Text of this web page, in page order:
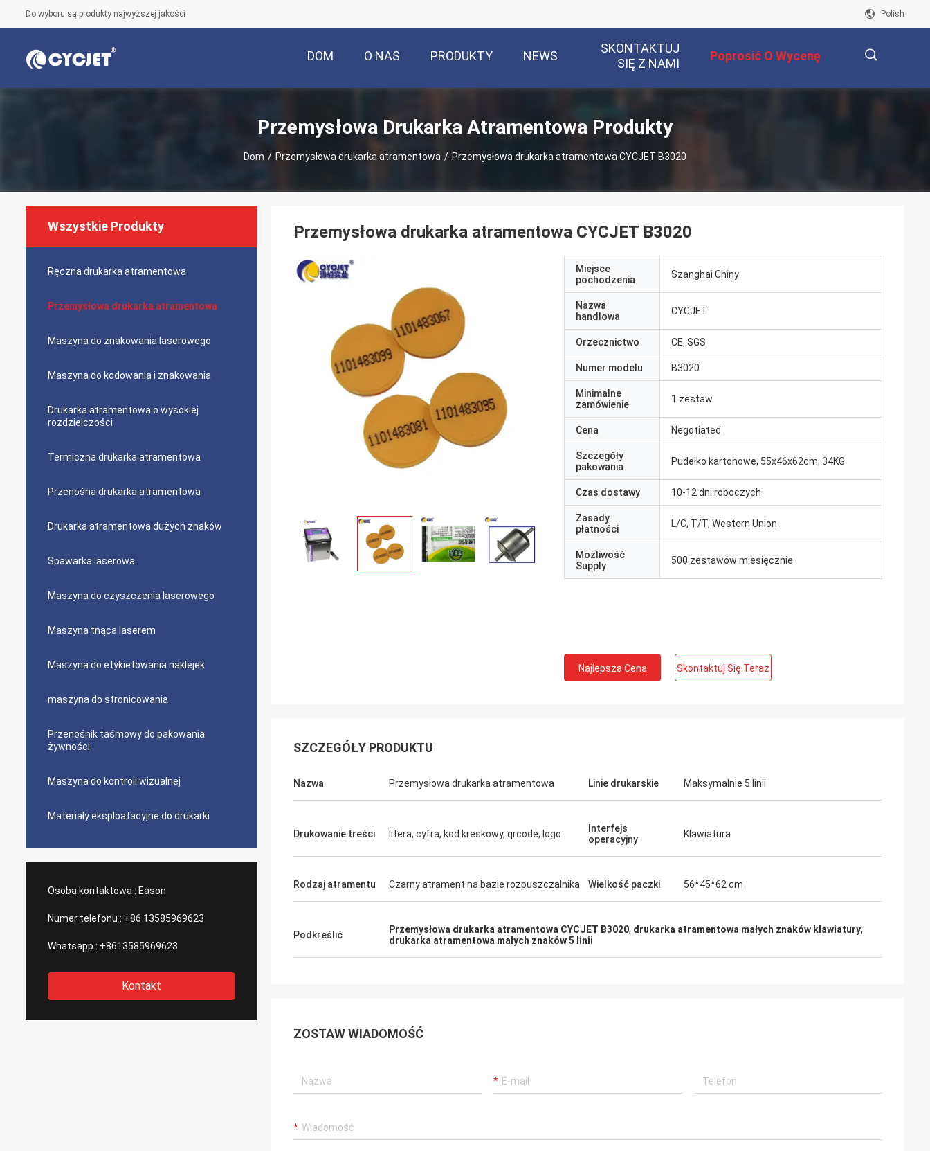
Do wyboru są produkty najwyższej jakości Polish
DOM O NAS PRODUKTY NEWS
SKONTAKTUJ
SIĘ Z NAMI
Poprosić O Wycenę
Przemysłowa Drukarka Atramentowa Produkty
Dom / Przemysłowa drukarka atramentowa / Przemysłowa drukarka atramentowa CYCJET B3020
Wszystkie Produkty
Ręczna drukarka atramentowa
Przemysłowa drukarka atramentowa
Maszyna do znakowania laserowego
Maszyna do kodowania i znakowania
Drukarka atramentowa o wysokiej
rozdzielczości
Termiczna drukarka atramentowa
Przenośna drukarka atramentowa
Drukarka atramentowa dużych znaków
Spawarka laserowa
Maszyna do czyszczenia laserowego
Maszyna tnąca laserem
Maszyna do etykietowania naklejek
maszyna do stronicowania
Przenośnik taśmowy do pakowania
żywności
Maszyna do kontroli wizualnej
Materiały eksploatacyjne do drukarki
Osoba kontaktowa : Eason
Numer telefonu : +86 13585969623
Whatsapp : +8613585969623
Kontakt
Przemysłowa drukarka atramentowa CYCJET B3020
Miejsce
pochodzenia
Szanghai Chiny
Nazwa
handlowa
CYCJET
Orzecznictwo CE, SGS
Numer modelu B3020
Minimalne
zamówienie
1 zestaw
Cena Negotiated
Szczegóły
pakowania
Pudełko kartonowe, 55x46x62cm, 34KG
Czas dostawy 10-12 dni roboczych
Zasady
płatności
L/C, T/T, Western Union
Możliwość
Supply
500 zestawów miesięcznie
Najlepsza Cena Skontaktuj Się Teraz
SZCZEGÓŁY PRODUKTU
Nazwa Przemysłowa drukarka atramentowa Linie drukarskie Maksymalnie 5 linii
Drukowanie treści litera, cyfra, kod kreskowy, qrcode, logo
Interfejs
operacyjny
Klawiatura
Rodzaj atramentu Czarny atrament na bazie rozpuszczalnika Wielkość paczki 56*45*62 cm
Podkreślić Przemysłowa drukarka atramentowa CYCJET B3020, drukarka atramentowa małych znaków klawiatury,
drukarka atramentowa małych znaków 5 linii
ZOSTAW WIADOMOŚĆ